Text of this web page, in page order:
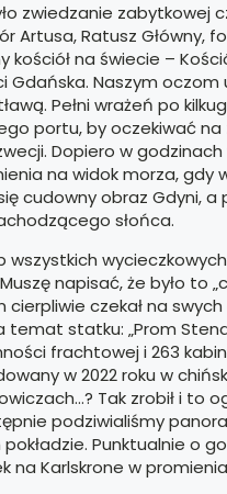
zwiedzanie zabytkowej
Artusa, Ratusz
kościół na świecie –
Naszym oczom
Pełni wrażeń po
portu, by oczekiwać
Dopiero w godzinach
na widok morza,
cudowny obraz Gdyni,
słońca.
wycieczkowych
napisać, że było to
czekał na
statku: „Prom
frachtowej i 263
w 2022 roku w
Tak zrobił i to
podziwialiśmy
Punktualnie o
na Karlskrone w